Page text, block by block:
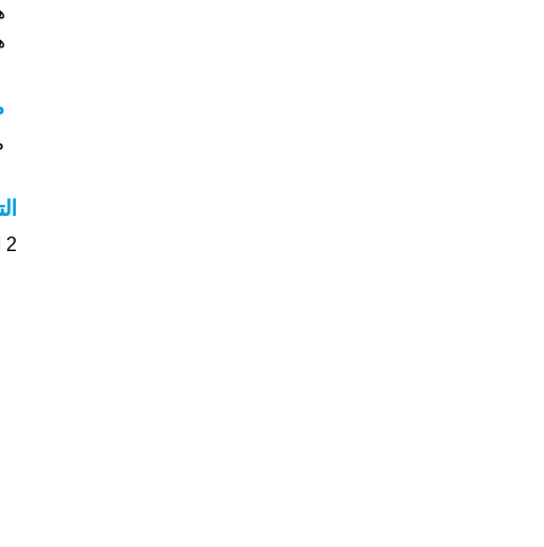
2 الأشخاص بأسم نجود صوت على اسمائهم . من فضلك